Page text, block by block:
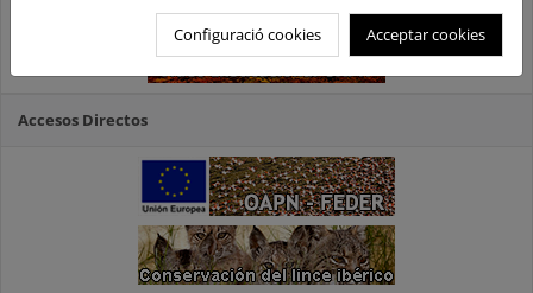
Accesos Directos
Configuració cookies Acceptar cookies